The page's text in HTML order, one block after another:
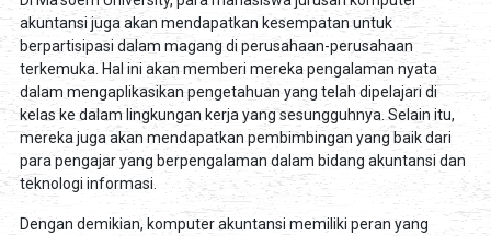
akuntansi juga akan mendapatkan kesempatan untuk
berpartisipasi dalam magang di perusahaan-perusahaan
terkemuka. Hal ini akan memberi mereka pengalaman nyata
dalam mengaplikasikan pengetahuan yang telah dipelajari di
kelas ke dalam lingkungan kerja yang sesungguhnya. Selain itu,
mereka juga akan mendapatkan pembimbingan yang baik dari
para pengajar yang berpengalaman dalam bidang akuntansi dan
teknologi informasi.
Dengan demikian, komputer akuntansi memiliki peran yang